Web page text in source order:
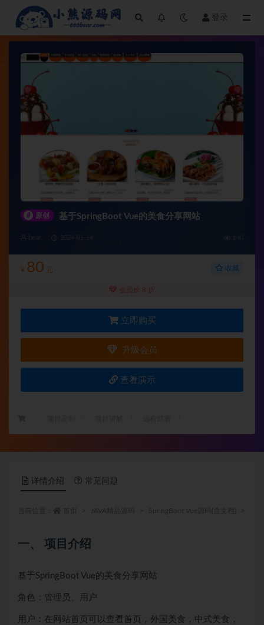
登录
# 原创 基于SpringBoot Vue的美食分享网站
¥ 80 元 收藏
会员价 8 折
立即购买
升级会员
查看演示
详情介绍 常见问题
一、 项目介绍
基于SpringBoot Vue的美食分享网站
角色：管理员、用户
用户：在网站首页可以查看首页，外国美食，中式美食，